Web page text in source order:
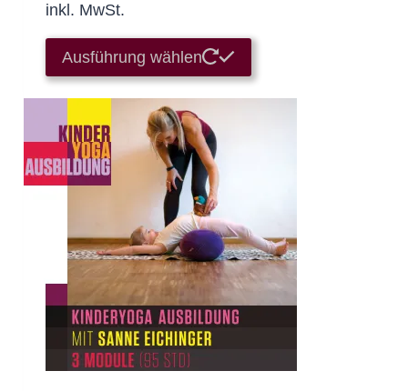
inkl. MwSt.
Ausführung wählen
Produkt
können
auf
der